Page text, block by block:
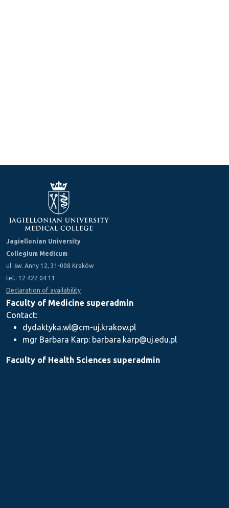
Jagiellonian University
Collegium Medicum
ul. św. Anny 12, 31-008 Kraków
tel.: 12 422 04 11
Declaration of availability
Faculty of Medicine superadmin
Contact:
dydaktyka.wl@cm-uj.krakow.pl
mgr Barbara Karp: barbara.karp@uj.edu.pl
Faculty of Health Sciences superadmin